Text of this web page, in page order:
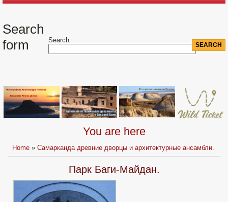
Search
form
Search
You are here
Home »Самарканда древние дворцы и архитектурные ансамбли.
Парк Баги-Майдан.